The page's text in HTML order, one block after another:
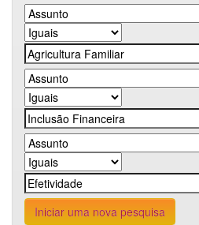
Iniciar uma nova pesquisa